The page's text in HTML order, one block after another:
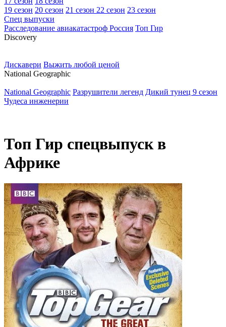
19 сезон 20 сезон 21 сезон 22 сезон 23 сезон
Спец выпуски
Расследование авиакатастроф Россия Топ Гир
Discovery
Дискавери Выжить любой ценой
National Geographic
National Geographic Разрушители легенд Дикий тунец 9 сезон
Чудеса инженерии
Топ Гир спецвыпуск в
Африке